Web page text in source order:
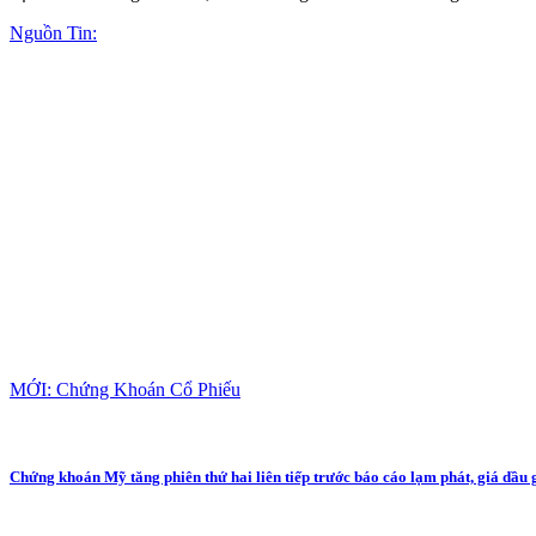
Nguồn Tin:
MỚI: Chứng Khoán Cổ Phiếu
Chứng khoán Mỹ tăng phiên thứ hai liên tiếp trước báo cáo lạm phát, giá dầu